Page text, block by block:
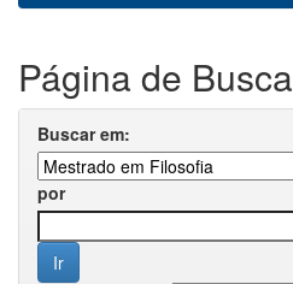
Página de Busca
Buscar em:
por